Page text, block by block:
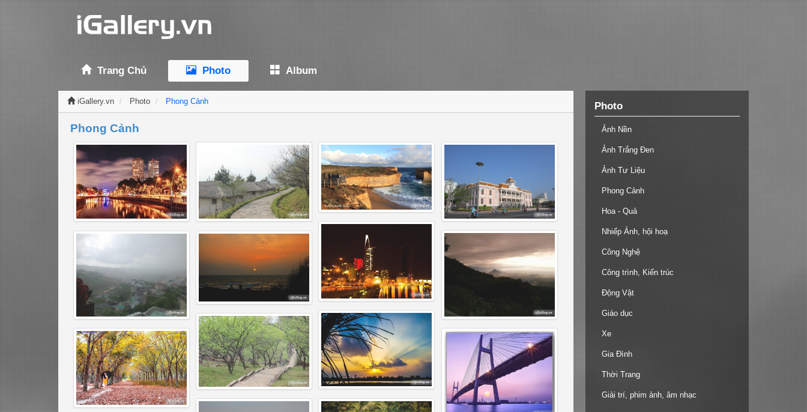
Trang Chủ Photo Album
iGallery.vn Photo Phong Cảnh
Phong Cảnh
Photo
Ảnh Nền
Ảnh Trắng Đen
Ảnh Tư Liệu
Phong Cảnh
Hoa - Quả
Nhiếp Ảnh, hội hoạ
Công Nghệ
Công trình, Kiến trúc
Động Vật
Giáo dục
Xe
Gia Đình
Thời Trang
Giải trí, phim ảnh, âm nhạc